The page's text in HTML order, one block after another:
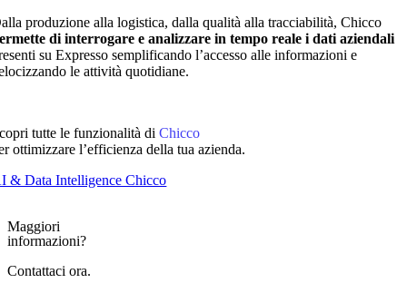
produzione alla logistica, dalla qualità alla tracciabilità, Chicco
di interrogare e analizzare in tempo reale i dati aziendali
su Expresso semplificando l’accesso alle informazioni e
le attività quotidiane.
tutte le funzionalità diChicco
ottimizzare l’efficienza della tua azienda.
& Data Intelligence Chicco
Maggiori
informazioni?
Contattaci ora.